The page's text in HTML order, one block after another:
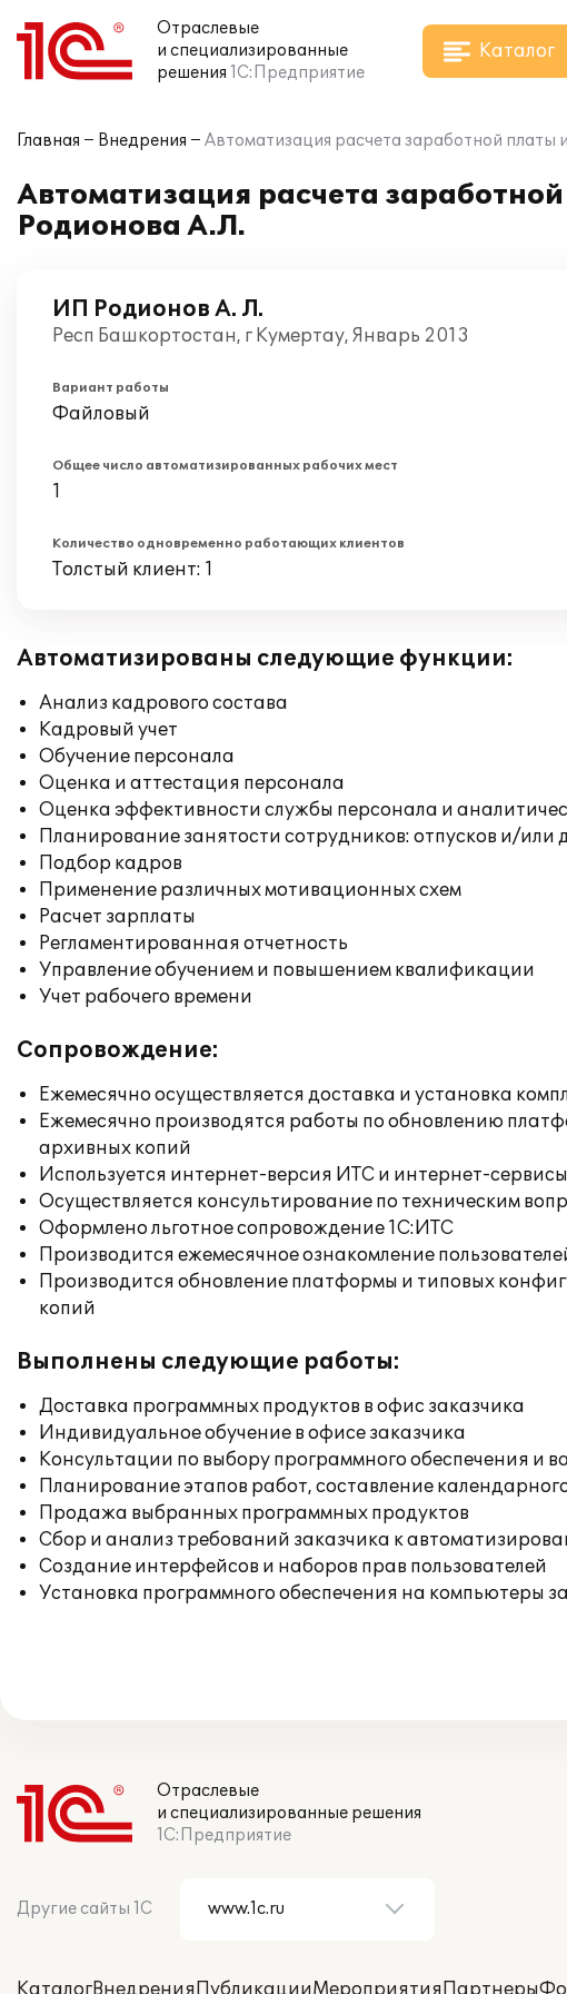
Отраслевые
и специализированные
решения 1С:Предприятие
Каталог
Главная Внедрения Автоматизация расчета заработной
Автоматизация расчета
Родионова А.Л.
ИП Родионов А. Л.
Респ Башкортостан, г Кумертау, Январь 2013
Вариант работы
Файловый
Общее число автоматизированных рабочих мест
1
Количество одновременно работающих клиентов
Толстый клиент: 1
Автоматизированы следующие функции:
Анализ кадрового состава
Кадровый учет
Обучение персонала
Оценка и аттестация персонала
Оценка эффективности службы персонала и
Планирование занятости сотрудников: отпусков и/или
Подбор кадров
Применение различных мотивационных схем
Расчет зарплаты
Регламентированная отчетность
Управление обучением и повышением квалификации
Учет рабочего времени
Сопровождение:
Ежемесячно осуществляется доставка и установка
Ежемесячно производятся работы по обновлению
архивных копий
Используется интернет-версия ИТС и интернет-
Осуществляется консультирование по техническим
Оформлено льготное сопровождение 1С:ИТС
Производится ежемесячное ознакомление
Производится обновление платформы и типовых
копий
Выполнены следующие работы:
Доставка программных продуктов в офис заказчика
Индивидуальное обучение в офисе заказчика
Консультации по выбору программного обеспечения и
Планирование этапов работ, составление
Продажа выбранных программных продуктов
Сбор и анализ требований заказчика к
Создание интерфейсов и наборов прав пользователей
Установка программного обеспечения на компьютеры
Отраслевые
и специализированные решения
1С:Предприятие
Другие сайты 1С
КаталогВнедрения ПубликацииМероприятия Партнеры